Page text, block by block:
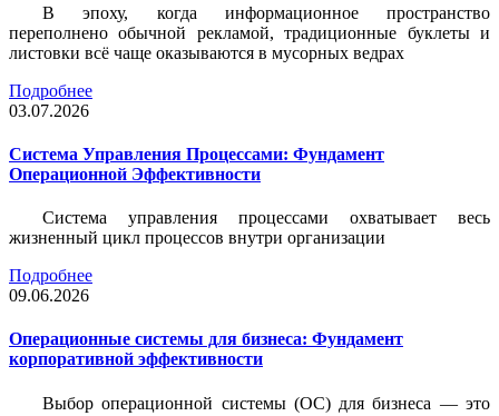
В эпоху, когда информационное пространство
переполнено обычной рекламой, традиционные буклеты и
листовки всё чаще оказываются в мусорных ведрах
Подробнее
03.07.2026
Система Управления Процессами: Фундамент
Операционной Эффективности
Система управления процессами охватывает весь
жизненный цикл процессов внутри организации
Подробнее
09.06.2026
Операционные системы для бизнеса: Фундамент
корпоративной эффективности
Выбор операционной системы (ОС) для бизнеса — это